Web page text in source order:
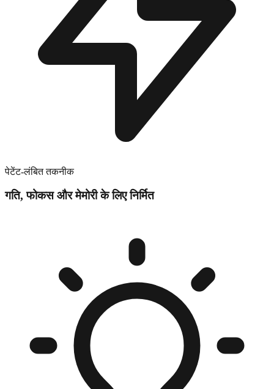
पेटेंट-लंबित तकनीक
गति, फोकस और मेमोरी के लिए निर्मित